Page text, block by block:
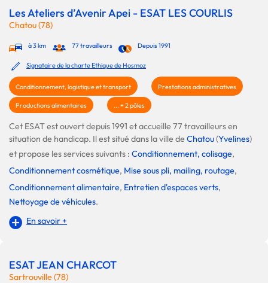
Les Ateliers d’Avenir Apei - ESAT LES COURLIS
Chatou (78)
à 3 km 77 travailleurs Depuis 1991
Signataire de la charte Ethique de Hosmoz
Conditionnement, logistique et transport Prestations administratives
Productions alimentaires ... + 2 pôles
Cet ESAT est ouvert depuis 1991 et accueille 77 travailleurs en
situation de handicap. Il est situé dans la ville deChatou(Yvelines)
et propose les services suivants : Conditionnement, colisage,
Conditionnement cosmétique, Mise sous pli, mailing, routage,
Conditionnement alimentaire, Entretien d'espaces verts,
Nettoyage de véhicules.
En savoir +
ESAT JEAN CHARCOT
Sartrouville (78)